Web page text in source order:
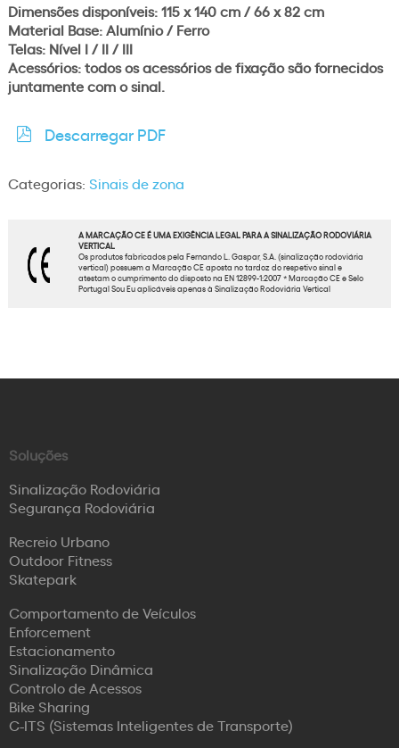
Dimensões disponíveis: 115 x 140 cm / 66 x 82 cm
Material Base: Alumínio / Ferro
Telas: Nível I / II / III
Acessórios: todos os acessórios de fixação são fornecidos
juntamente com o sinal.
Descarregar PDF
Categorias: Sinais de zona
A MARCAÇÃO CE É UMA EXIGÊNCIA LEGAL PARA A SINALIZAÇÃO RODOVIÁRIA
VERTICAL
Os produtos fabricados pela Fernando L. Gaspar, S.A. (sinalização rodoviária
vertical) possuem a Marcação CE aposta no tardoz do respetivo sinal e
atestam o cumprimento do disposto na EN 12899-1:2007 * Marcação CE e Selo
Portugal Sou Eu aplicáveis apenas à Sinalização Rodoviária Vertical
Soluções
Sinalização Rodoviária
Segurança Rodoviária
Recreio Urbano
Outdoor Fitness
Skatepark
Comportamento de Veículos
Enforcement
Estacionamento
Sinalização Dinâmica
Controlo de Acessos
Bike Sharing
C-ITS (Sistemas Inteligentes de Transporte)